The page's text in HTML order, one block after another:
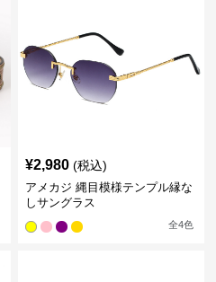
¥2,980 (税込)
アメカジ 縄目模様テンプル縁な
しサングラス
全4色